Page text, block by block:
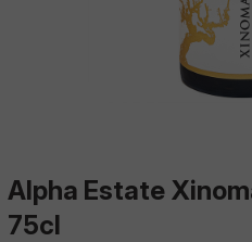
Alpha Estate
75cl